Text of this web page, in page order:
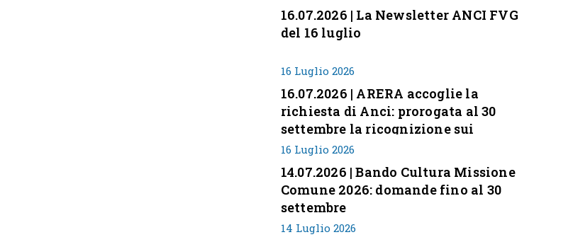
16.07.2026 | La Newsletter ANCI FVG
del 16 luglio
16 Luglio 2026
16.07.2026 | ARERA accoglie la
richiesta di Anci: prorogata al 30
settembre la ricognizione sui
corrispettivi
16 Luglio 2026
14.07.2026 | Bando Cultura Missione
Comune 2026: domande fino al 30
settembre
14 Luglio 2026